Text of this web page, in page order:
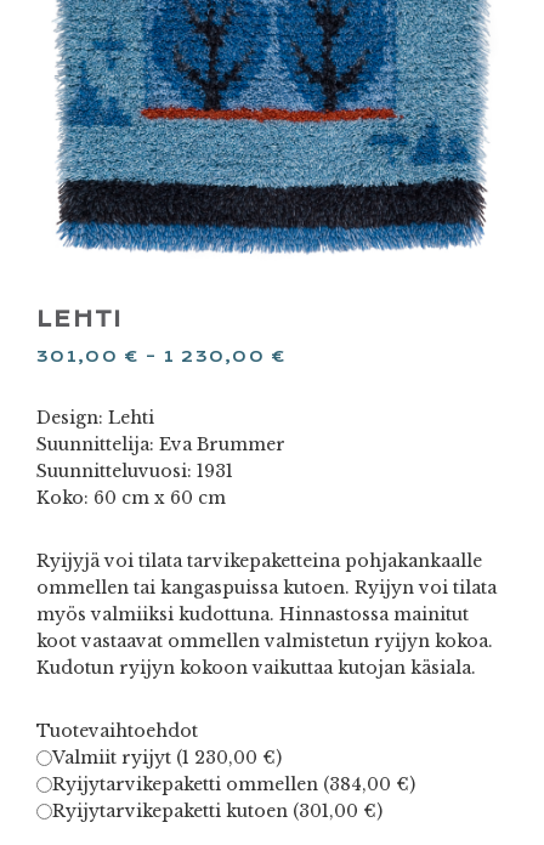
LEHTI
301,00 € – 1 230,00 €
Design: Lehti
Suunnittelija: Eva Brummer
Suunnitteluvuosi: 1931
Koko: 60 cm x 60 cm
Ryijyjä voi tilata tarvikepaketteina pohjakankaalle
ommellen tai kangaspuissa kutoen. Ryijyn voi tilata
myös valmiiksi kudottuna. Hinnastossa mainitut
koot vastaavat ommellen valmistetun ryijyn kokoa.
Kudotun ryijyn kokoon vaikuttaa kutojan käsiala.
Tuotevaihtoehdot
Valmiit ryijyt (1 230,00 €)
Ryijytarvikepaketti ommellen (384,00 €)
Ryijytarvikepaketti kutoen (301,00 €)